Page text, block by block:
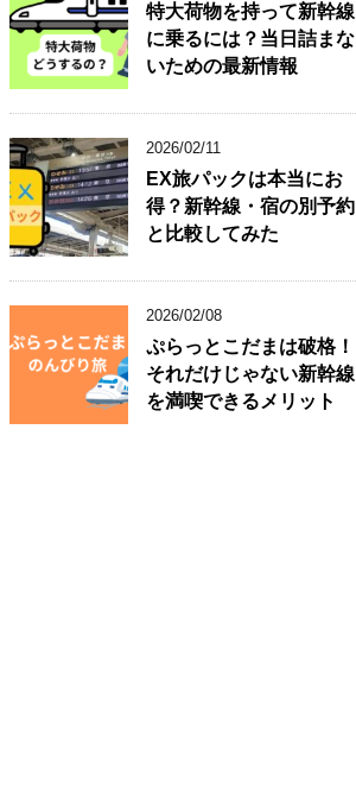
特大荷物を持って新幹線
に乗るには？当日詰まな
いための最新情報
2026/02/11
EX旅パックは本当にお
得？新幹線・宿の別予約
と比較してみた
2026/02/08
ぷらっとこだまは破格！
それだけじゃない新幹線
を満喫できるメリット